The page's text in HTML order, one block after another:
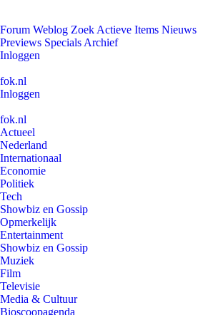
Forum Weblog Zoek Actieve Items Nieuws
Previews Specials Archief
Inloggen
fok.nl
Inloggen
fok.nl
Actueel
Nederland
Internationaal
Economie
Politiek
Tech
Showbiz en Gossip
Opmerkelijk
Entertainment
Showbiz en Gossip
Muziek
Film
Televisie
Media & Cultuur
Bioscoopagenda